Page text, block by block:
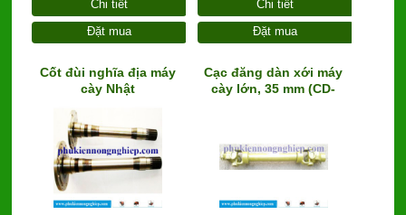
Chi tiết
Đặt mua
Chi tiết
Đặt mua
Cốt đùi nghĩa địa máy
cày Nhật
Cạc đăng dàn xới máy
cày lớn, 35 mm (CD-